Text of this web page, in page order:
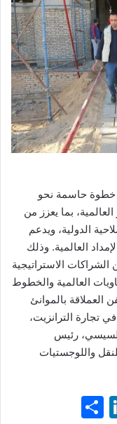
خطوة حاسمة نحو
العالمية، بما يعزز من
الدولية، ويدعم
العالمية. وذلك
الشراكات الاستراتيجية
العالمية والخطوط
العملاقة بالموانئ
في تجارة الترانزيت،
رئيس
واللوجستيات
Li